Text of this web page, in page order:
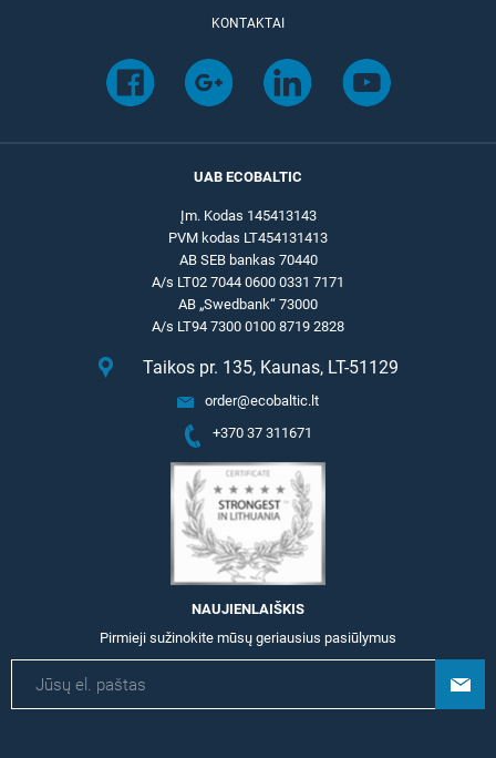
KONTAKTAI
UAB ECOBALTIC
Įm. Kodas 145413143
PVM kodas LT454131413
AB SEB bankas 70440
A/s LT02 7044 0600 0331 7171
AB „Swedbank“ 73000
A/s LT94 7300 0100 8719 2828
Taikos pr. 135, Kaunas, LT-51129
order@ecobaltic.lt
+370 37 311671
NAUJIENLAIŠKIS
Pirmieji sužinokite mūsų geriausius pasiūlymus